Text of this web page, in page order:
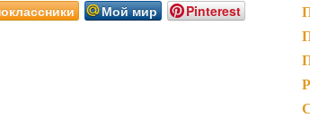
Мой мир
Pinterest